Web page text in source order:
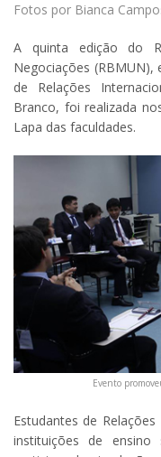
Fotos por Bianca
A quinta edição do
Negociações
de Relações
Branco, foi realizada
Lapa das faculdades.
Evento
Estudantes de
instituições de